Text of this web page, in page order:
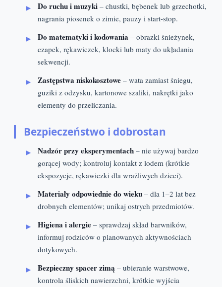
Do ruchu i muzyki – chustki, bębenek lub grzechotki,
nagrania piosenek o zimie, pauzy i start-stop.
Do matematyki i kodowania – obrazki śnieżynek,
czapek, rękawiczek, klocki lub maty do układania
sekwencji.
Zastępstwa niskokosztowe – wata zamiast śniegu,
guziki z odzysku, kartonowe szaliki, nakrętki jako
elementy do przeliczania.
Bezpieczeństwo i dobrostan
Nadzór przy eksperymentach – nie używaj bardzo
gorącej wody; kontroluj kontakt z lodem (krótkie
ekspozycje, rękawiczki dla wrażliwych dzieci).
Materiały odpowiednie do wieku – dla 1–2 lat bez
drobnych elementów; unikaj ostrych przedmiotów.
Higiena i alergie – sprawdzaj skład barwników,
informuj rodziców o planowanych aktywnościach
dotykowych.
Bezpieczny spacer zimą – ubieranie warstwowe,
kontrola śliskich nawierzchni, krótkie wyjścia